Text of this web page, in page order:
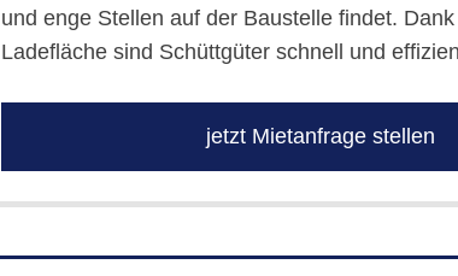
und enge Stellen auf der Baustelle findet.
Ladefläche sind Schüttgüter schnell und
jetzt Mietanfrage stellen